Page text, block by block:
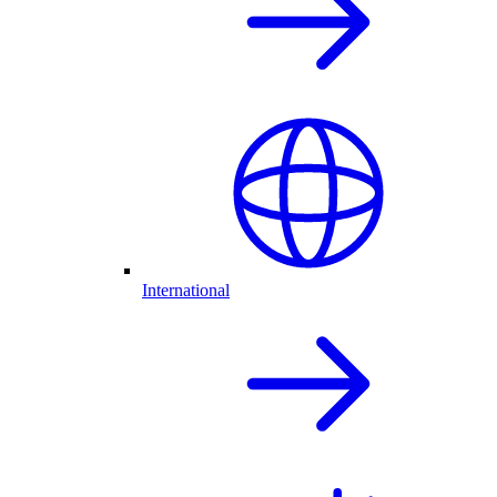
International